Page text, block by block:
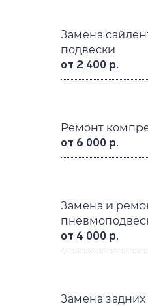
Замена
подвески
от 2 400 р.
Ремонт
от 6 000 р.
Замена и
от 4 000 р.
Замена